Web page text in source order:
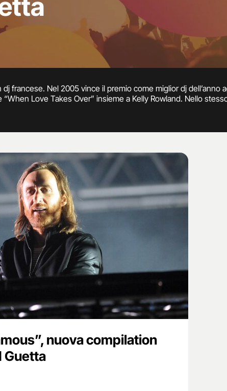
francese. Nel 2005 vince il premio come miglior dj dell’anno
Love Takes Over” insieme a Kelly Rowland. Nello
Ne-Yo e Akon.
nuova compilation
Guetta